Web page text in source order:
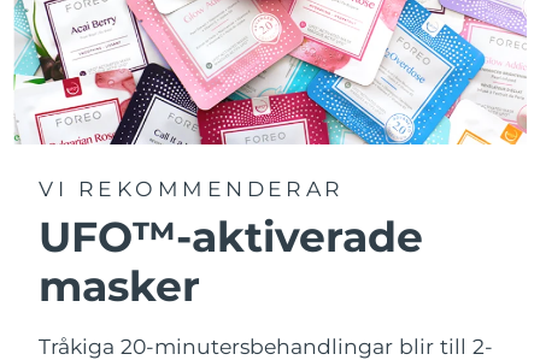
VI REKOMMENDERAR
UFO™-aktiverade
masker
Tråkiga 20-minutersbehandlingar blir till 2-